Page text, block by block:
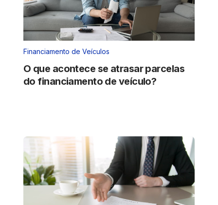
Financiamento de Veículos
O que acontece se atrasar parcelas
do financiamento de veículo?